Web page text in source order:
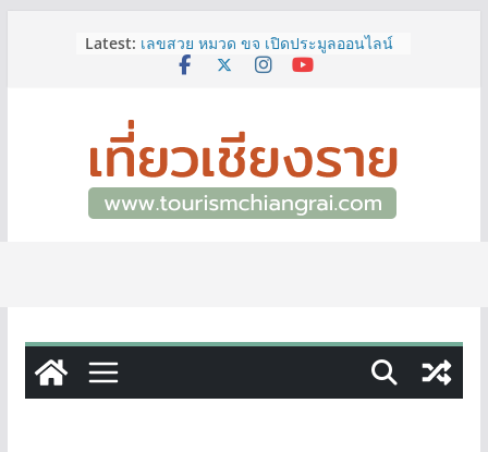
Latest: เชียงรายหน้าฝน ให้ชุ่มฉ่ำหัวใจไปกับ
“Feel All the Feelings” เที่ยวให้สนุก
เลขสวย หมวด ขจ เปิดประมูลออนไลน์
แล้ววันนี้ เลขเด่น เลขมงคล ความหมาย
ดีมีให้เลือกหลากหลายทั้ง 301 หมายเลข
3 พิกัด ที่เที่ยวชมงานเทศกาลโล้ชิงช้า
จ.เชียงราย ที่ไม่ควรพลาด!
ศิลปะมีชีวิต หนุนเศรษฐกิจสร้างสรรค์